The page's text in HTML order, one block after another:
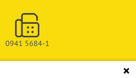
0941 5684-1